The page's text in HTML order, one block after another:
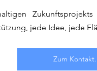
jede Idee, jede
Zum Kontakt.